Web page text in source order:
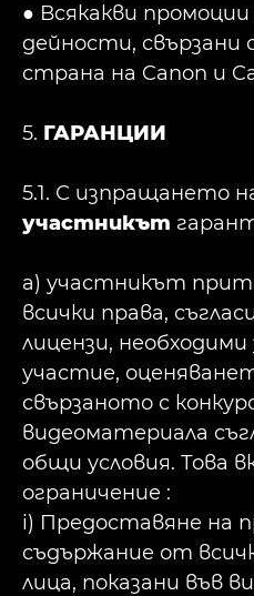
● Всякакви
дейности, свързани
страна на Canon и
5. ГАРАНЦИИ
5.1. С изпращането
участникът
a) участникът
всички права,
лицензи,
участие,
свързаното с
видеоматериала
общи условия. Това
ограничение :
i) Предоставяне на
съдържание от
лица, показани във